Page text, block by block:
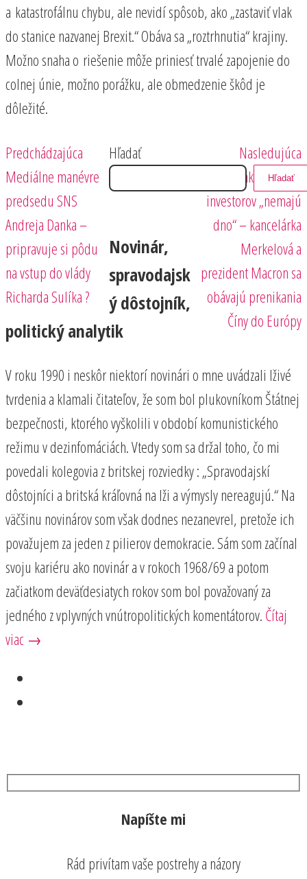
a katastrofálnu chybu, ale nevidí spôsob, ako „zastaviť vlak
do stanice nazvanej Brexit.“ Obáva sa „roztrhnutia“ krajiny.
Možno snaha o riešenie môže priniesť trvalé zapojenie do
colnej únie, možno porážku, ale obmedzenie škôd je
dôležité.
Navigácia
v
článku
Predchádzajúci
príspevok
Predchádzajúca
Mediálne manévre
predsedu SNS
Andreja Danka –
pripravuje si pôdu
na vstup do vlády
Richarda Sulíka ?
Nasledujúci
príspevok
Nasledujúca
Peňaženky čínskych
investorov „nemajú
dno“ – kancelárka
Merkelová a
prezident Macron sa
obávajú prenikania
Číny do Európy
Hľadať
Hľadať
Novinár,
spravodajsk
ý dôstojník,
politický analytik
V roku 1990 i neskôr niektorí novinári o mne uvádzali lživé
tvrdenia a klamali čitateľov, že som bol plukovníkom Štátnej
bezpečnosti, ktorého vyškolili v období komunistického
režimu v dezinfomáciách. Vtedy som sa držal toho, čo mi
povedali kolegovia z britskej rozviedky : „Spravodajskí
dôstojníci a britská kráľovná na lži a výmysly nereagujú.“ Na
väčšinu novinárov som však dodnes nezanevrel, pretože ich
považujem za jeden z pilierov demokracie. Sám som začínal
svoju kariéru ako novinár a v rokoch 1968/69 a potom
začiatkom deväťdesiatych rokov som bol považovaný za
jedného z vplyvných vnútropolitických komentátorov. Čítaj
viac →
Napíšte mi
Rád privítam vaše postrehy a názory